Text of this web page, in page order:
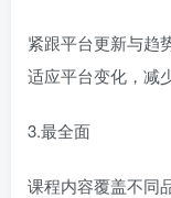
紧跟平台更新与趋
适应平台变化，减
3.最全面
课程内容覆盖不同